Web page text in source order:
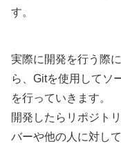
す。
実際に開発を行う際
ら、Gitを使用してソ
を行っていきます。
開発したらリポジト
バーや他の人に対し